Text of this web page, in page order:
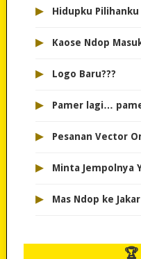
▸ Hidupku Pilihanku
▸ Kaose Ndop
▸ Logo Baru???
▸ Pamer lagi…
▸ Pesanan Vector
▸ Minta Jempolnya
▸ Mas Ndop ke
🏆